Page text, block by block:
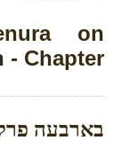
on
- Chapter
בארבעה